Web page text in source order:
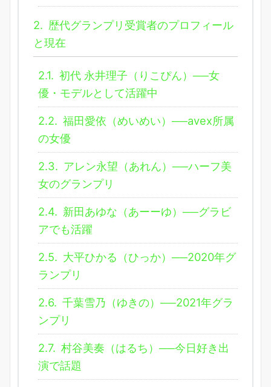
2. 歴代グランプリ受賞者のプロフィール
と現在
2.1. 初代 永井理子（りこぴん）──女
優・モデルとして活躍中
2.2. 福田愛依（めいめい）──avex所属
の女優
2.3. アレン永望（あれん）──ハーフ美
女のグランプリ
2.4. 新田あゆな（あーーゆ）──グラビ
アでも活躍
2.5. 大平ひかる（ひっか）──2020年グ
ランプリ
2.6. 千葉雪乃（ゆきの）──2021年グラ
ンプリ
2.7. 村谷美奏（はるち）──今日好き出
演で話題